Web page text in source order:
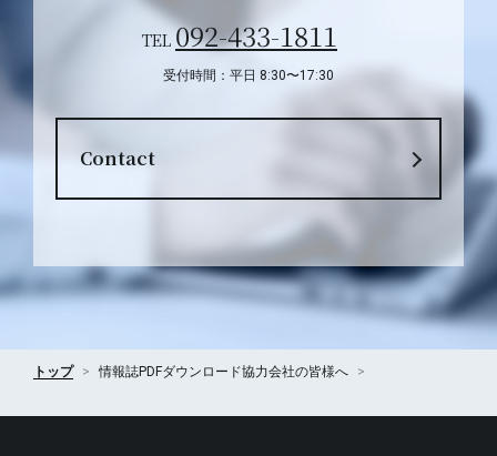
TEL 092-433-1811
受付時間：平日 8:30〜17:30
Contact
トップ 情報誌PDFダウンロード協力会社の皆様へ